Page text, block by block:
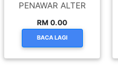
PENAWAR ALTER
RM 0.00
BACA LAGI